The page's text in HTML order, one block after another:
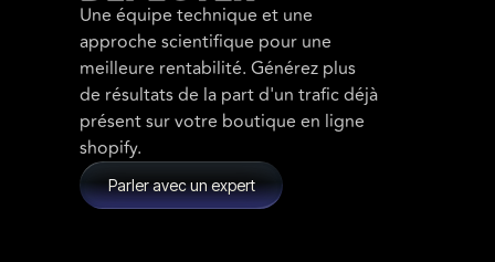
Une équipe technique et une
approche scientifique pour une
meilleure rentabilité. Générez plus
de résultats de la part d'un trafic déjà
présent sur votre boutique en ligne
shopify.
Parler avec un expert